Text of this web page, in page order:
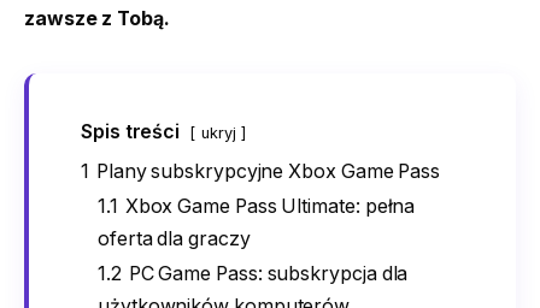
zawsze z Tobą.
Spis treści ukryj
1
Plany subskrypcyjne Xbox Game Pass
1.1 Xbox Game Pass Ultimate: pełna
oferta dla graczy
1.2 PC Game Pass: subskrypcja dla